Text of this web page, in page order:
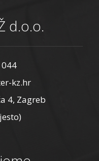
d.o.o.
kz.hr
4, Zagreb